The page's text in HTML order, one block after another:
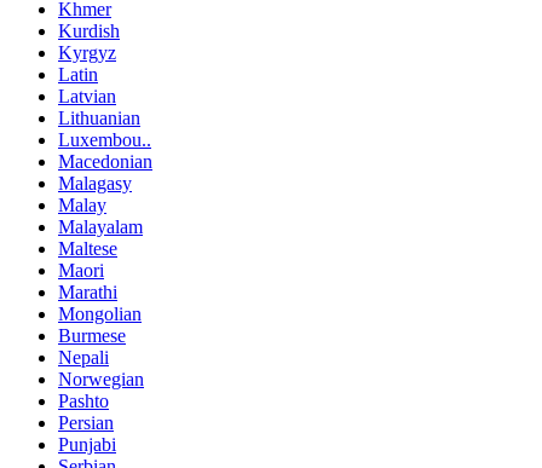
Khmer
Kurdish
Kyrgyz
Latin
Latvian
Lithuanian
Luxembou..
Macedonian
Malagasy
Malay
Malayalam
Maltese
Maori
Marathi
Mongolian
Burmese
Nepali
Norwegian
Pashto
Persian
Punjabi